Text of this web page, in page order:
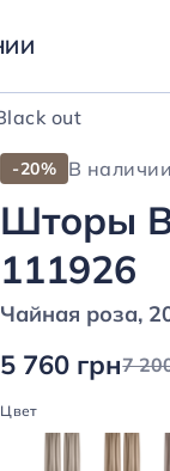
out
-20% В
Шторы
111926
Чайная роза,
5 760 грн7
Цвет